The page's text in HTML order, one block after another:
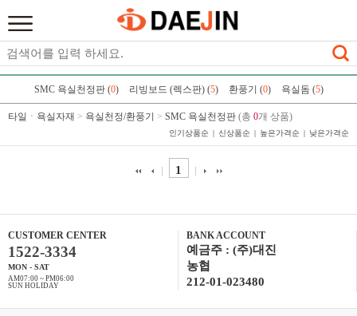
SMC 욕실천정판 (0) 리빙보드 (렉스판) (5) 환풍기 (0) 욕실돔 (5)
타일ㆍ욕실자재 > 욕실천정/환풍기 > SMC 욕실천정판 (총 0개 상품)
인기상품순 신상품순 높은가격순 낮은가격순
1
CUSTOMER CENTER
1522-3334
MON - SAT
AM07:00 ~ PM06:00
SUN HOLIDAY
BANK ACCOUNT
예금주 : (주)대진
농협
212-01-023480